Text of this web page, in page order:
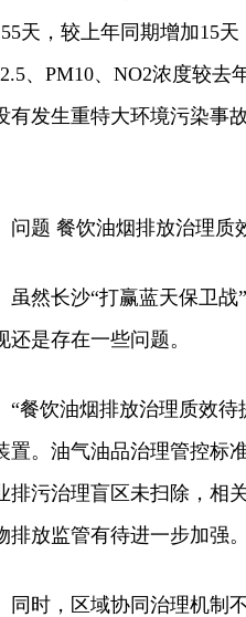
天，较上年同期增加15
、PM10、NO2浓度较去
有发生重特大环境污染事
题 餐饮油烟排放治理质
长沙“打赢蓝天保卫战”
还是存在一些问题。
饮油烟排放治理质效待
置。油气油品治理管控标
排污治理盲区未扫除，相
排放监管有待进一步加强。
，区域协同治理机制不